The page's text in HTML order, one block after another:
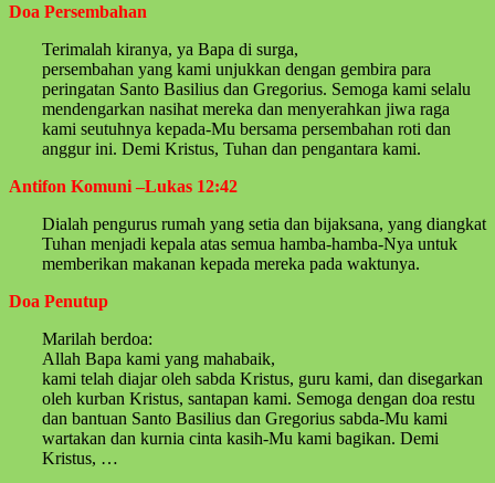
Doa Persembahan
Terimalah kiranya, ya Bapa di surga,
persembahan yang kami unjukkan dengan gembira para
peringatan Santo Basilius dan Gregorius. Semoga kami selalu
mendengarkan nasihat mereka dan menyerahkan jiwa raga
kami seutuhnya kepada-Mu bersama persembahan roti dan
anggur ini. Demi Kristus, Tuhan dan pengantara kami.
Antifon Komuni –Lukas 12:42
Dialah pengurus rumah yang setia dan bijaksana, yang diangkat
Tuhan menjadi kepala atas semua hamba-hamba-Nya untuk
memberikan makanan kepada mereka pada waktunya.
Doa Penutup
Marilah berdoa:
Allah Bapa kami yang mahabaik,
kami telah diajar oleh sabda Kristus, guru kami, dan disegarkan
oleh kurban Kristus, santapan kami. Semoga dengan doa restu
dan bantuan Santo Basilius dan Gregorius sabda-Mu kami
wartakan dan kurnia cinta kasih-Mu kami bagikan. Demi
Kristus, …